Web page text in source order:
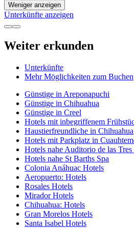
Weniger anzeigen
Unterkünfte anzeigen
Weiter erkunden
Unterkünfte
Mehr Möglichkeiten zum Buchen
Günstige in Areponapuchi
Günstige in Chihuahua
Günstige in Creel
Hotels mit inbegriffenem
Haustierfreundliche in Chihuahua
Hotels mit Parkplatz in
Hotels nahe Auditorio de las Tres
Hotels nahe St Barths Spa
Colonia Anáhuac Hotels
Aeropuerto: Hotels
Rosales Hotels
Mirador Hotels
Chihuahua: Hotels
Gran Morelos Hotels
Santa Isabel Hotels